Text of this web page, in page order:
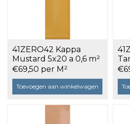
41ZERO42 Kappa
Mustard 5x20 a 0,6 m²
€69,50 per M²
Toevoegen aan winkelwagen
m²